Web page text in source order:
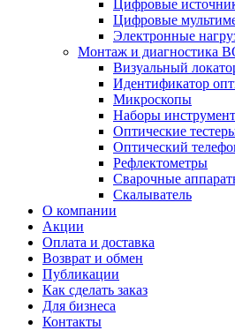
Цифровые
Цифровые
Электронные
Монтаж и диагностика
Визуальный
Идентификатор
Микроскопы
Наборы
Оптические
Оптический
Рефлектометры
Сварочные
Скалыватель
О компании
Акции
Оплата и доставка
Возврат и обмен
Публикации
Как сделать заказ
Для бизнеса
Контакты